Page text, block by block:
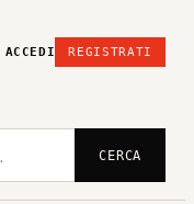
ACCEDI REGISTRATI
CERCA